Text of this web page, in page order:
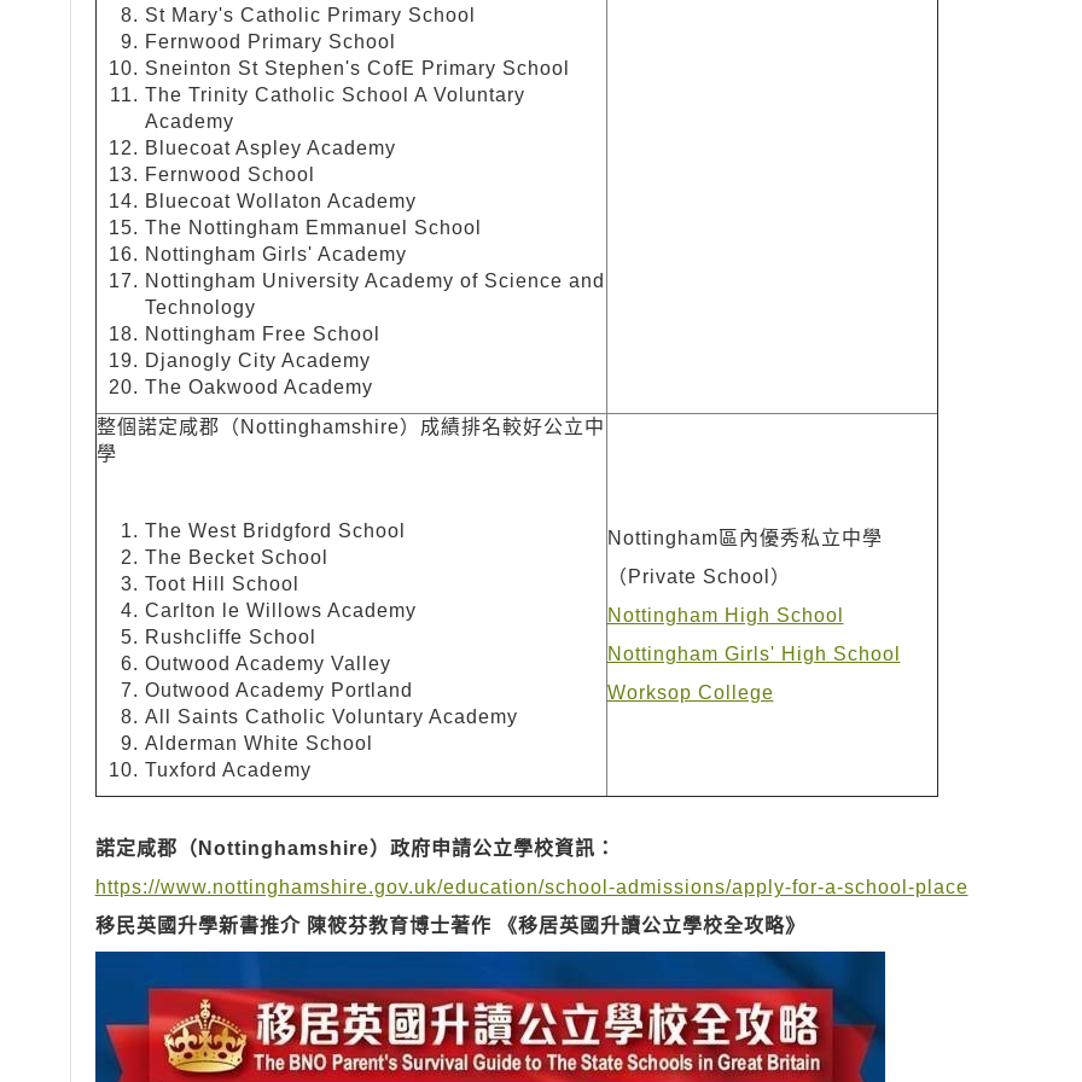
St Mary's Catholic Primary School
Fernwood Primary School
Sneinton StStephen's CofE Primary School
The Trinity Catholic School A Voluntary
Academy
Bluecoat Aspley Academy
Fernwood School
Bluecoat Wollaton Academy
The Nottingham Emmanuel
School
Nottingham Girls' Academy
Nottingham University Academy of Science and
Technology
Nottingham Free School
Djanogly City Academy
The Oakwood Academy
整個諾定咸郡（Nottinghamshire）成績排名較好公立中
學
The West Bridgford School
The Becket School
Toot Hill
School
Carlton le Willows Academy
Rushcliffe School
Outwood Academy Valley
Outwood Academy Portland
All Saints Catholic Voluntary Academy
Alderman White School
Tuxford Academy
Nottingham區內優秀私立中學
（Private School）
Nottingham High School
Nottingham Girls' High School
Worksop College
諾定咸郡（Nottinghamshire） 政府申請公立學校資訊：
https://www.nottinghamshire.gov.uk/education/school-admissions/apply-for-a-school-place
移民英國升學新書推介 陳筱芬教育博士著作 《移居英國升讀公立學校全攻略》